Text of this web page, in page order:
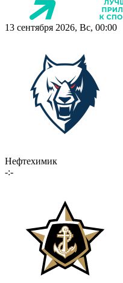
13 сентября 2026, Вс, 00:00
Нефтехимик
-:-